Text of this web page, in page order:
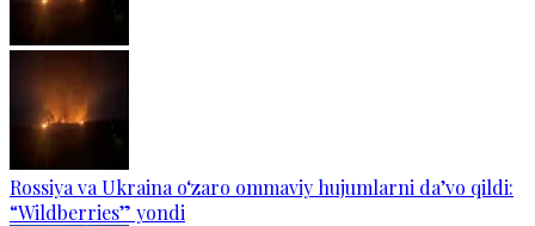
Rossiya va Ukraina o‘zaro ommaviy hujumlarni da’vo qildi:
“Wildberries” yondi